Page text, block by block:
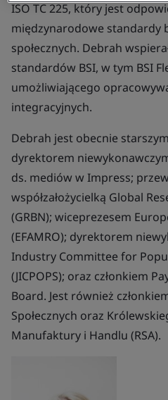
ISO TC 225, który jest
międzynarodowe standardy
społecznych. Debrah
standardów BSI, w tym BSI
umożliwiającego
integracyjnych.
Debrah jest obecnie
dyrektorem
ds. mediów w Impress;
współzałożycielką Global
(GRBN); wiceprezesem
(EFAMRO); dyrektorem
Industry Committee for
(JICPOPS); oraz członkiem
Board. Jest również
Społecznych oraz
Manufaktury i Handlu (RSA).